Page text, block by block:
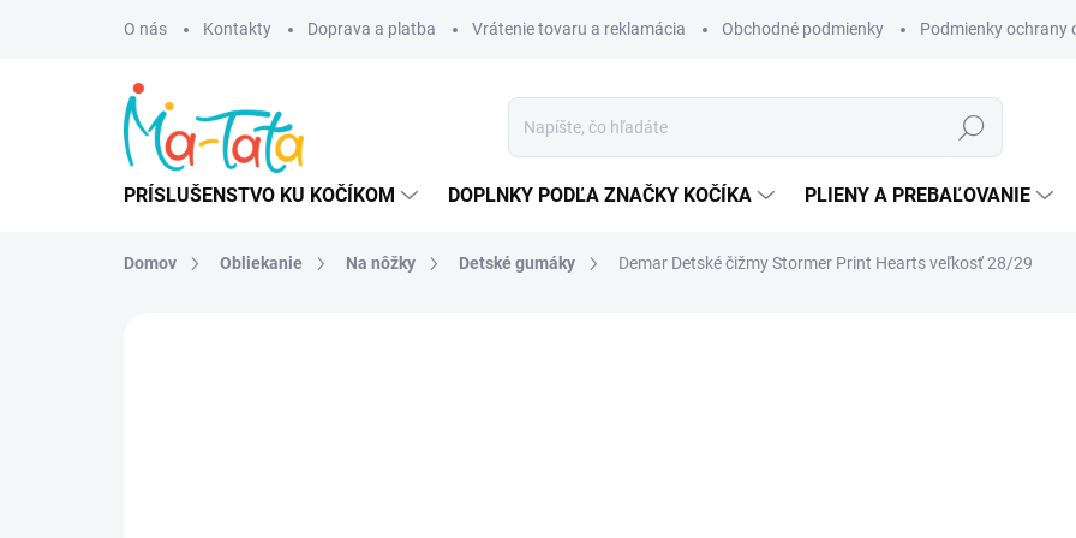
O nás Kontakty Doprava a platba Vrátenie tovaru a reklamácia Obchodné podmienky Podmienky ochrany
Hľadať
PRÍSLUŠENSTVO KU KOČÍKOM DOPLNKY PODĽA ZNAČKY KOČÍKA PLIENY A PREBAĽOVANIE
Domov Obliekanie Na nôžky Detské gumáky Demar Detské čižmy Stormer Print Hearts veľkosť 28/29